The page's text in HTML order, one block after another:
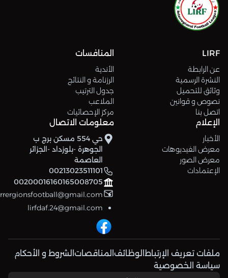
LIRF
عن الرابطة
النشرة الرسمية
وثائق للتحميل
نصوص و قوانين
اتصل بنا
المنافسات
الأندية
الرزنامة و النتائج
جدول الترتيب
الملاعب
مركز الإحصائيات
الإعلام
الأخبار
معرض الفيديوهات
معرض الصور
الإعتمادات
معلومات الاتصال
حي 554 مسكن برج ب
الجوهرة -بلوزداد -الجزائر
العاصمة
00213023511101
00200016160165008705
lirfdaf.24@gmail.com
ملفات تعريف الإرتباط الوظائف المناقصات الشروط و الأحكام
سياسة الخصوصية